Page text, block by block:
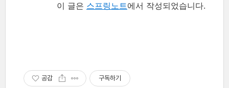
이 글은 스프링노트에서 작성되었습니다.
공감 구독하기